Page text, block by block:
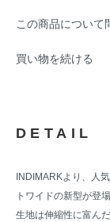
この商品について
買い物を続ける
DETAIL
INDIMARKより、人
トワイドの新型が登場
生地は伸縮性に富ん